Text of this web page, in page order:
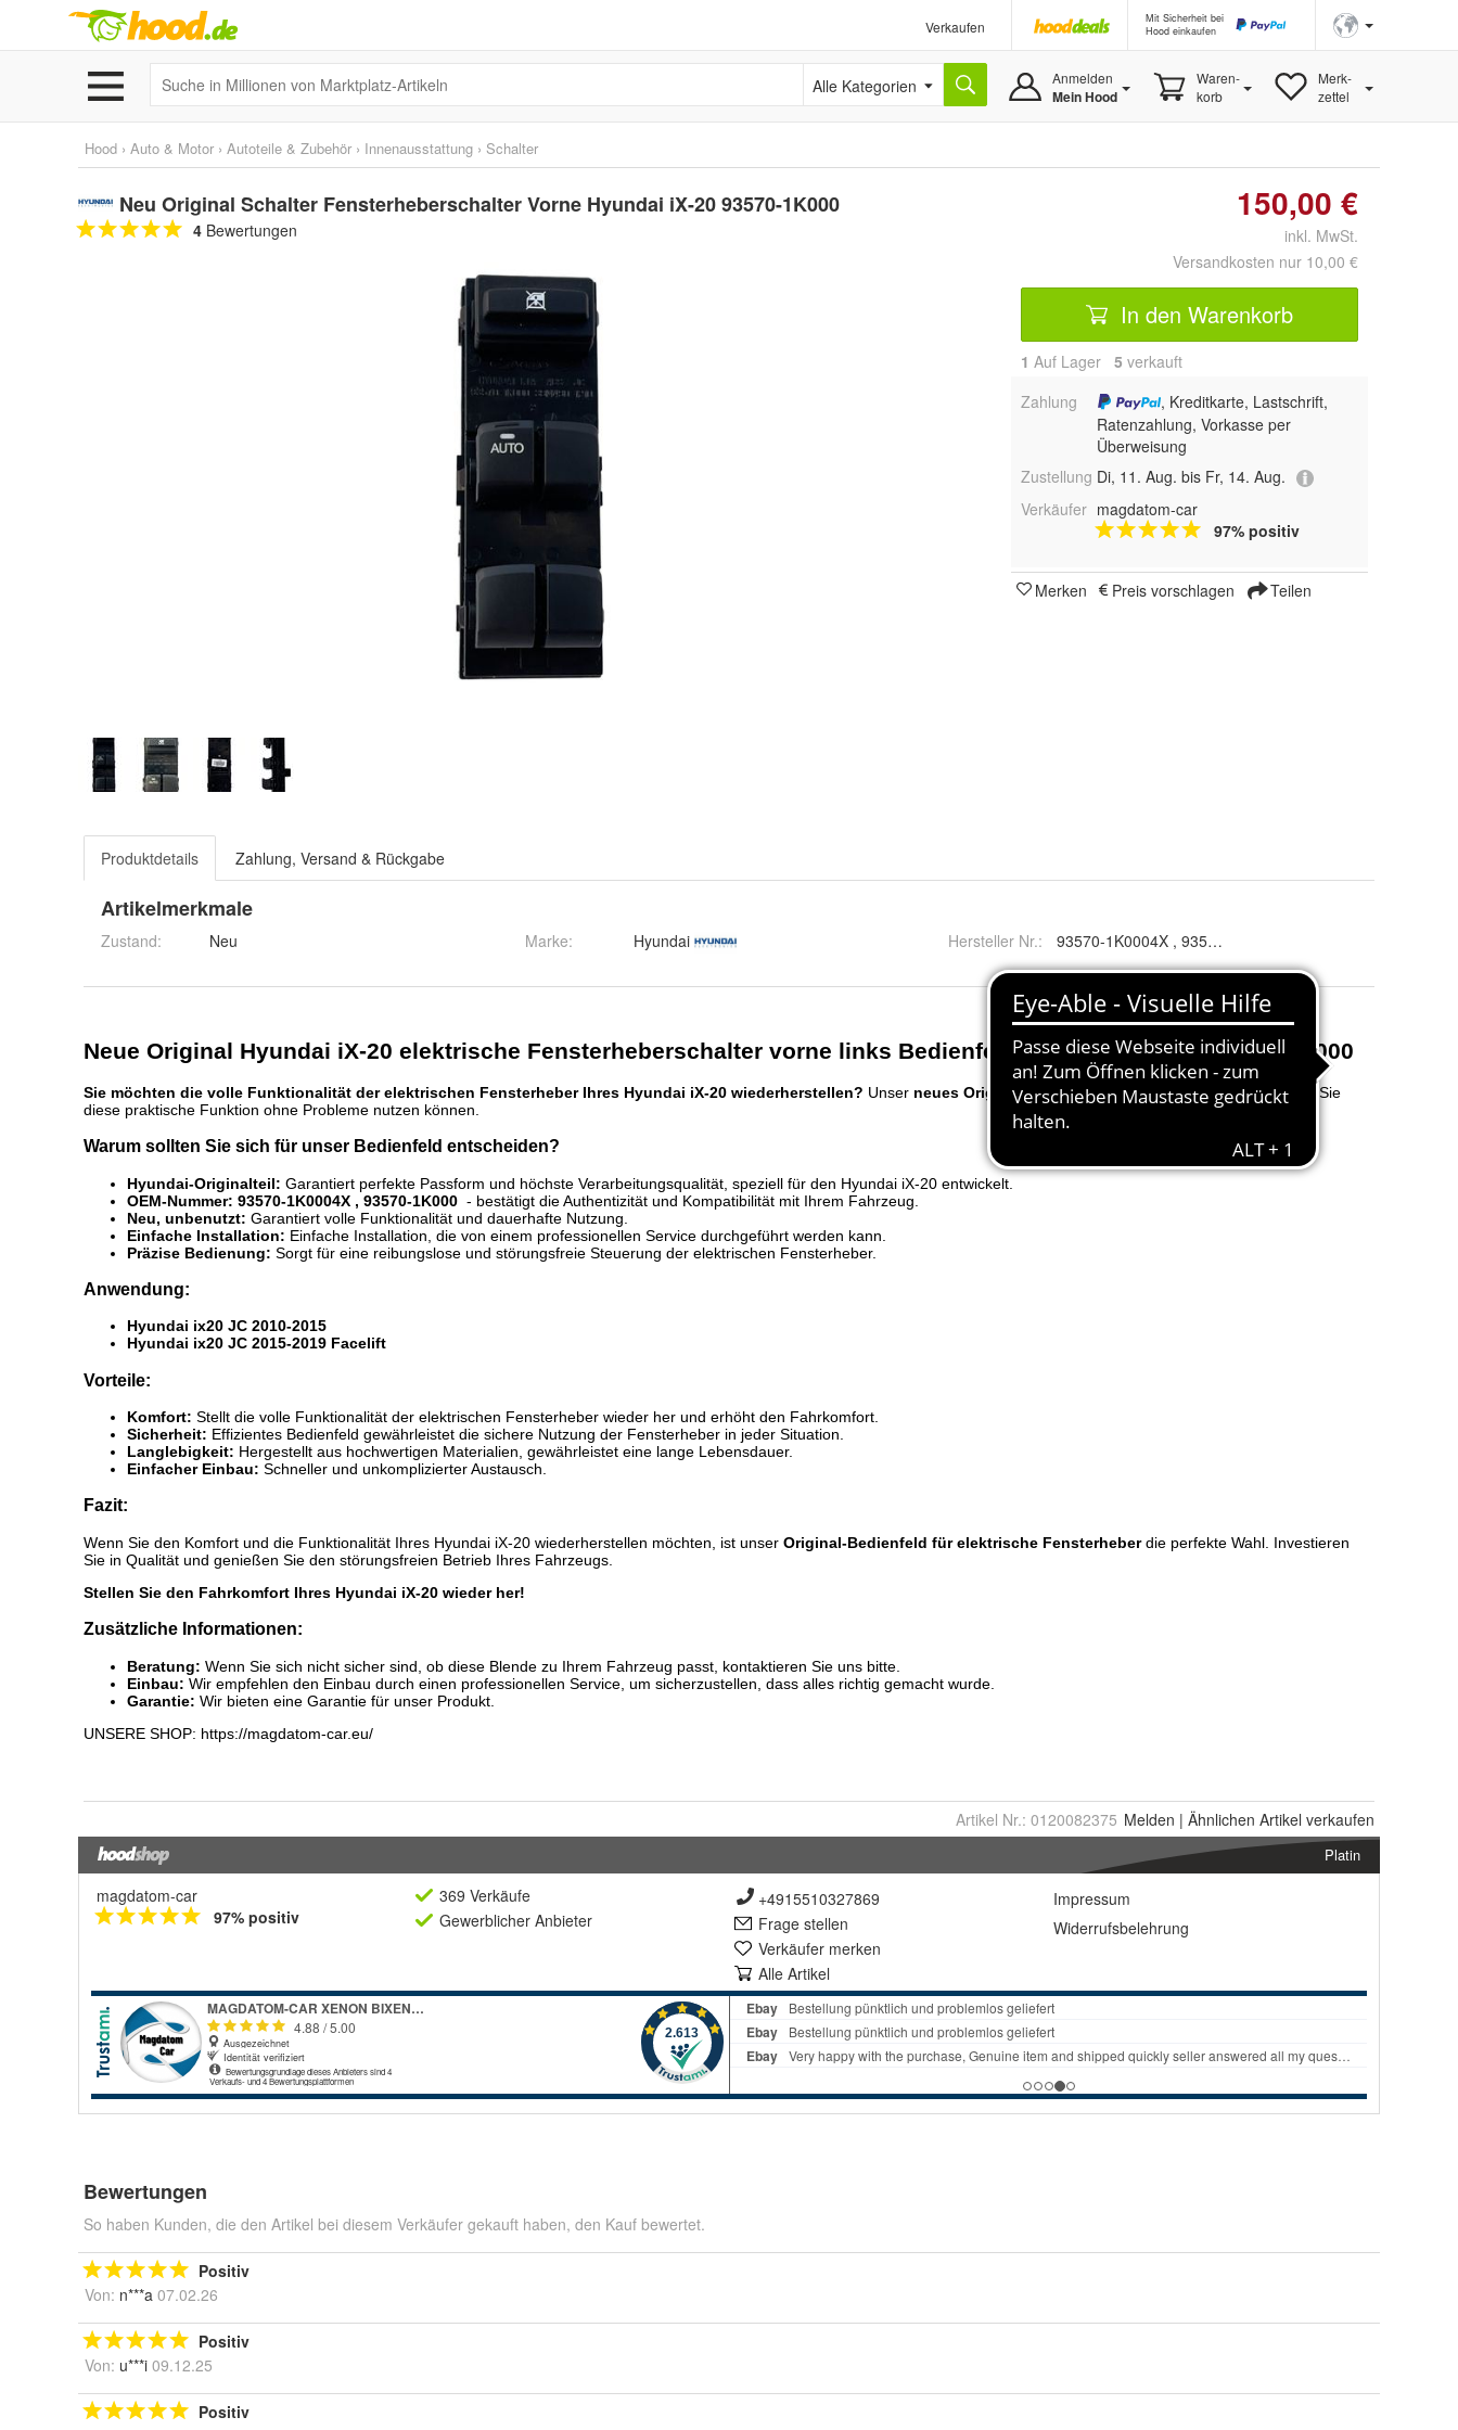
Verkaufen
Mit Sicherheit bei
Hood einkaufen
Alle Kategorien Anmelden
Mein Hood
Waren-
korb
Merk-
zettel
Hood › Auto & Motor › Autoteile & Zubehör › Innenausstattung › Schalter
Neu Original Schalter Fensterheberschalter Vorne Hyundai iX-20 93570-1K000
4 Bewertungen
150,00 €
inkl. MwSt.
Versandkosten nur 10,00 €
In den Warenkorb
1 Auf Lager 5 verkauft
Zahlung
, Kreditkarte, Lastschrift,
Ratenzahlung, Vorkasse per
Überweisung
Zustellung Di, 11. Aug. bis Fr, 14. Aug.
Verkäufer magdatom-car
97% positiv
Merken Preis vorschlagen Teilen
Produktdetails Zahlung, Versand & Rückgabe
Artikelmerkmale
Zustand: Neu Marke: Hyundai Hersteller Nr.: 93570-1K0004X , 93570-1K000
Artikel Nr.: 0120082375 Melden | Ähnlichen Artikel verkaufen
Platin
magdatom-car
97% positiv
369 Verkäufe
Gewerblicher Anbieter
+4915510327869
Frage stellen
Verkäufer merken
Alle Artikel
Impressum
Widerrufsbelehrung
Bewertungen
So haben Kunden, die den Artikel bei diesem Verkäufer gekauft haben, den Kauf bewertet.
Positiv
Von: n***a 07.02.26
Positiv
Von: u***i 09.12.25
Positiv